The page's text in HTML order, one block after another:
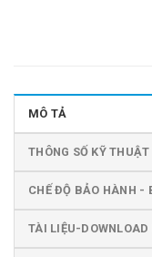
MÔ TẢ
THÔNG SỐ KỸ THUẬT
CHẾ ĐỘ BẢO HÀNH -
TÀI LIỆU-DOWNLOAD